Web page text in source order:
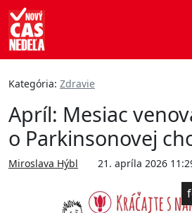
Kategória: Zdravie
Apríl: Mesiac
o Parkinsonovej
Miroslava Hýbl 21. apríla 2026